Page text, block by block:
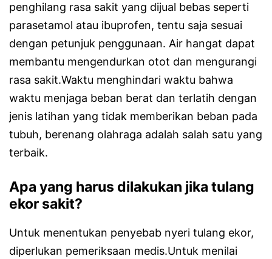
penghilang rasa sakit yang dijual bebas seperti
parasetamol atau ibuprofen, tentu saja sesuai
dengan petunjuk penggunaan. Air hangat dapat
membantu mengendurkan otot dan mengurangi
rasa sakit.Waktu menghindari waktu bahwa
waktu menjaga beban berat dan terlatih dengan
jenis latihan yang tidak memberikan beban pada
tubuh, berenang olahraga adalah salah satu yang
terbaik.
Apa yang harus dilakukan jika tulang
ekor sakit?
Untuk menentukan penyebab nyeri tulang ekor,
diperlukan pemeriksaan medis.Untuk menilai